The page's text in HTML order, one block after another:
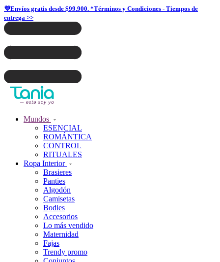
💜Envíos gratis desde $99.900. *Términos y Condiciones - Tiempos de
entrega >>
Mundos
ESENCIAL
ROMÁNTICA
CONTROL
RITUALES
Ropa Interior
Brasieres
Panties
Algodón
Camisetas
Bodies
Accesorios
Lo más vendido
Maternidad
Fajas
Trendy promo